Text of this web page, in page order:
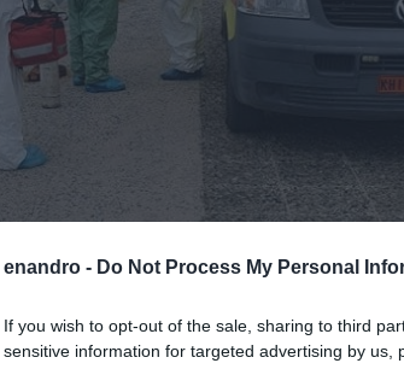
enandro - Do Not Process My Personal
If you wish to opt-out of the sale, sharing to third
sensitive information for targeted advertising by us,